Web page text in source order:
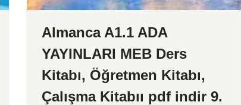
Almanca A1.1 ADA
YAYINLARI MEB Ders
Kitabı, Öğretmen Kitabı,
Çalışma Kitabıı pdf indir 9.